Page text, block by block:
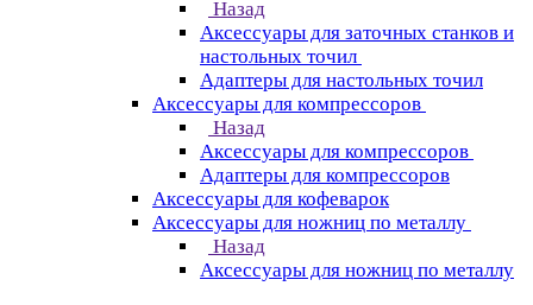
Назад
Аксессуары для заточных станков и
настольных точил
Адаптеры для настольных точил
Аксессуары для компрессоров
Назад
Аксессуары для компрессоров
Адаптеры для компрессоров
Аксессуары для кофеварок
Аксессуары для ножниц по металлу
Назад
Аксессуары для ножниц по металлу